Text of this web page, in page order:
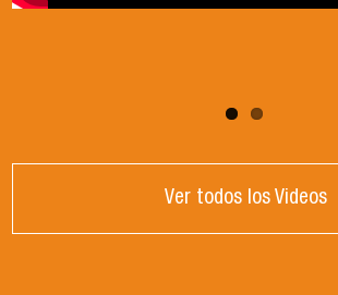
Ver todos los Videos